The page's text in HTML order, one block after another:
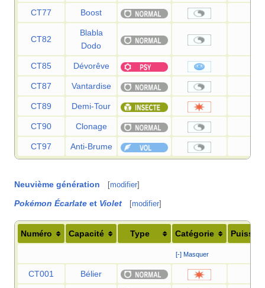
CT77 Boost
CT82
Blabla
Dodo
CT85 Dévorêve
CT87 Vantardise
CT89 Demi-Tour
CT90 Clonage
CT97 Anti-Brume
Neuvième génération [modifier]
Pokémon Écarlate et Violet [modifier]
Numéro Capacité Type Catégorie
[-] Masquer
CT001 Bélier